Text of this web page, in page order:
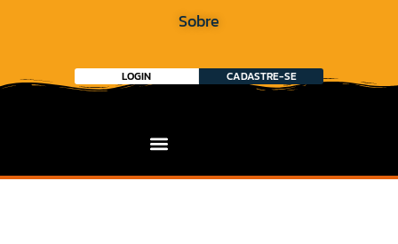
Sobre
LOGIN CADASTRE-SE